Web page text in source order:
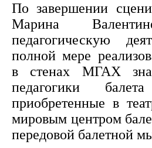
По завершении
Марина
педагогическую
полной мере
в стенах МГАХ
педагогики
приобретенные в
мировым центром
передовой балетной